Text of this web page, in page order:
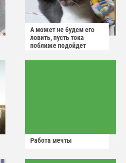
А может не будем его
ловить, пусть тока
поближе подойдет
Работа мечты